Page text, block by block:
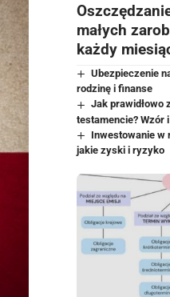
małych
każdy
Ubezpieczenie
rodzinę i finanse
Jak prawidłowo
testamencie? Wzór
Inwestowanie w
jakie zyski i ryzyko